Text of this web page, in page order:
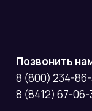
Позвонить
8 (800) 234-
8 (8412) 67-06-